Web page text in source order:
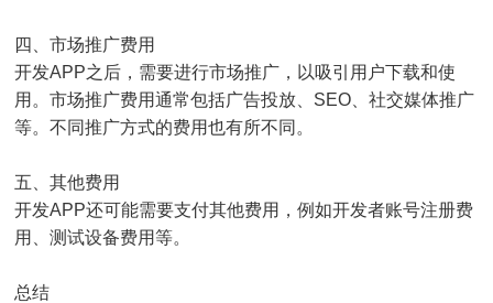
四、市场推广费用
开发APP之后，需要进行市场推广，以吸引用户下载和使
用。市场推广费用通常包括广告投放、SEO、社交媒体推广
等。不同推广方式的费用也有所不同。
五、其他费用
开发APP还可能需要支付其他费用，例如开发者账号注册费
用、测试设备费用等。
总结